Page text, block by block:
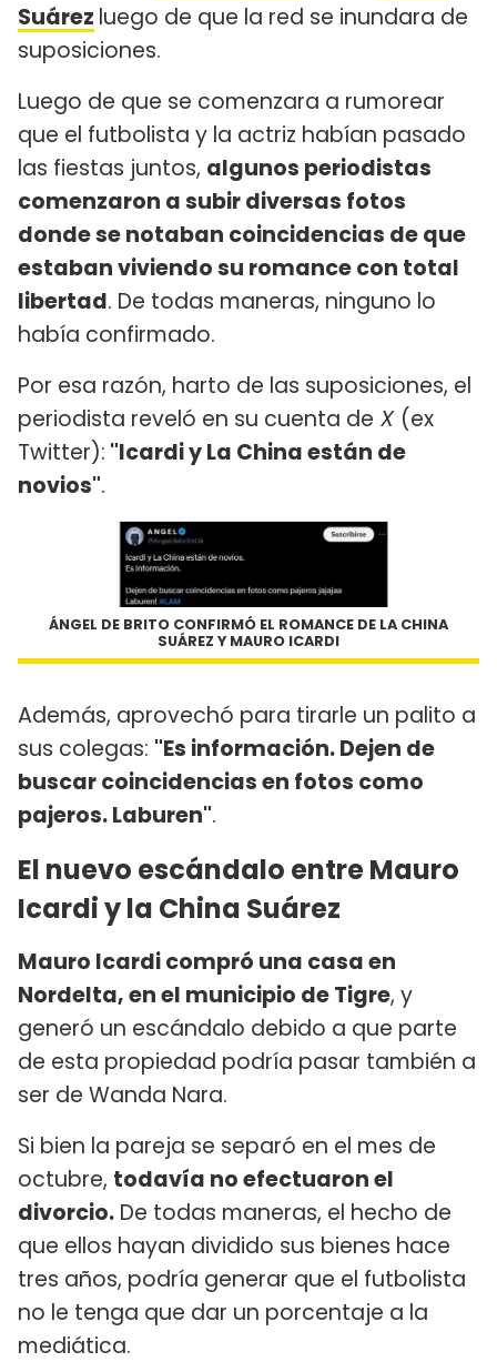
Suárez luego de que la red se inundara de
suposiciones.
Luego de que se comenzara a rumorear
que el futbolista y la actriz habían pasado
las fiestas juntos, algunos periodistas
comenzaron a subir diversas fotos
donde se notaban coincidencias de que
estaban viviendo su romance con total
libertad. De todas maneras, ninguno lo
había confirmado.
Por esa razón, harto de las suposiciones, el
periodista reveló en su cuenta de X (ex
Twitter): "Icardi y La China están de
novios".
ÁNGEL DE BRITO CONFIRMÓ EL ROMANCE DE LA CHINA
SUÁREZ Y MAURO ICARDI
Además, aprovechó para tirarle un palito a
sus colegas: "Es información. Dejen de
buscar coincidencias en fotos como
pajeros. Laburen".
El nuevo escándalo entre Mauro
Icardi y la China Suárez
Mauro Icardi compró una casa en
Nordelta, en el municipio de Tigre, y
generó un escándalo debido a que parte
de esta propiedad podría pasar también a
ser de Wanda Nara.
Si bien la pareja se separó en el mes de
octubre, todavía no efectuaron el
divorcio. De todas maneras, el hecho de
que ellos hayan dividido sus bienes hace
tres años, podría generar que el futbolista
no le tenga que dar un porcentaje a la
mediática.